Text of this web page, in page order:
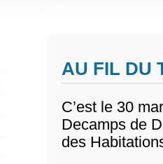
AU FIL DU
C’est le 30
Decamps de
des